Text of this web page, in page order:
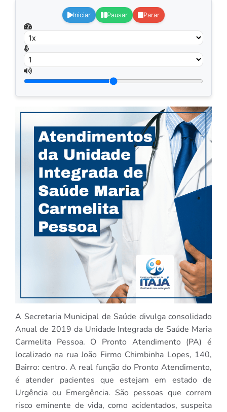
Iniciar Pausar Parar
A Secretaria Municipal de Saúde divulga consolidado
Anual de 2019 da Unidade Integrada de Saúde Maria
Carmelita Pessoa. O Pronto Atendimento (PA) é
localizado na rua João Firmo Chimbinha Lopes, 140,
Bairro: centro. A real função do Pronto Atendimento,
é atender pacientes que estejam em estado de
Urgência ou Emergência. São pessoas que correm
risco eminente de vida, como acidentados, suspeita